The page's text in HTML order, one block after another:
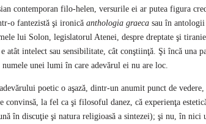
contemporan filo-helen, versurile ei ar putea figura
o fantezistă şi ironică anthologia graeca sau în
lui Solon, legislatorul Atenei, despre dreptate şi
atât intelect sau sensibilitate, cât conştiinţă. Şi încă una
unei lumi în care adevărul ei nu are loc.
poetic o aşază, dintr-un anumit punct de
convinsă, la fel ca şi filosoful danez, că experienţa
în discuţie şi natura religioasă a sintezei); şi nu, în nici